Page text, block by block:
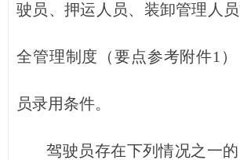
驶员、押运人员、装卸管理人
全管理制度（要点参考附件1
员录用条件。
驾驶员存在下列情况之一的